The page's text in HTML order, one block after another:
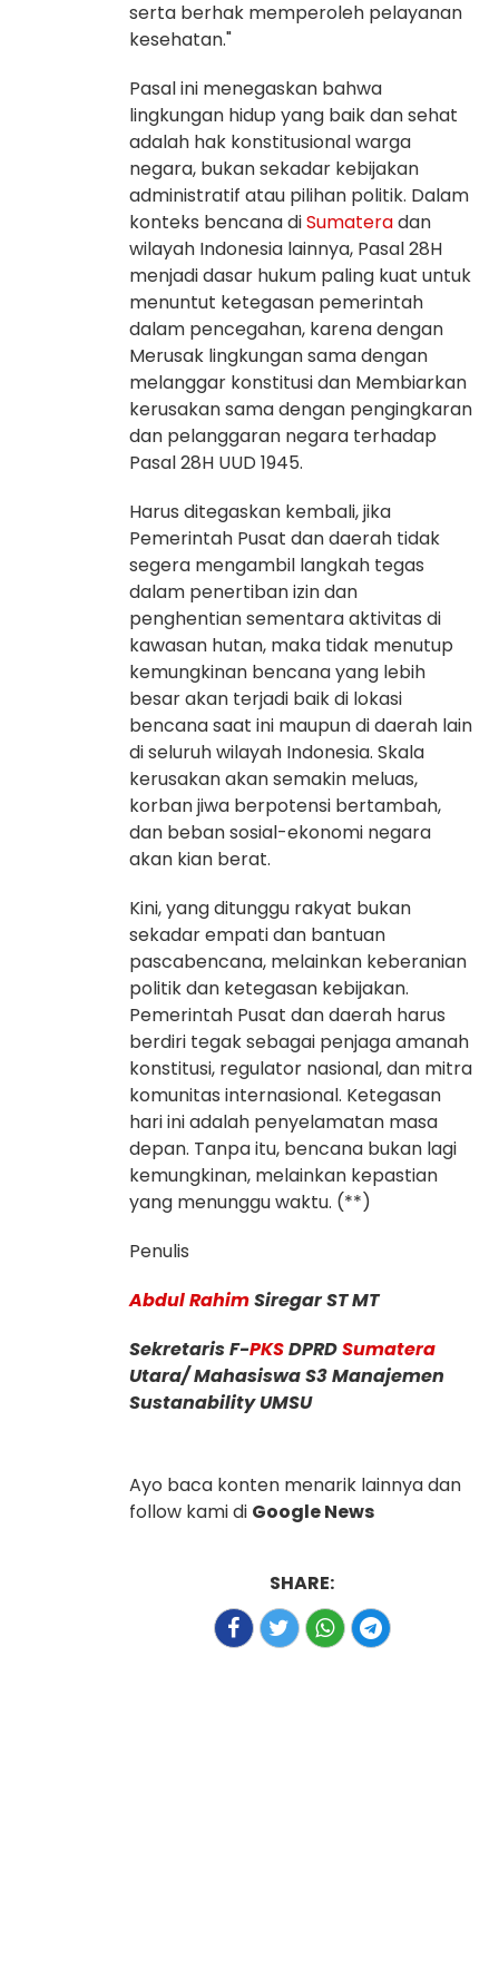
serta berhak memperoleh pelayanan
kesehatan."
Pasal ini menegaskan bahwa
lingkungan hidup yang baik dan sehat
adalah hak konstitusional warga
negara, bukan sekadar kebijakan
administratif atau pilihan politik. Dalam
konteks bencana diSumateradan
wilayah Indonesia lainnya, Pasal 28H
menjadi dasar hukum paling kuat untuk
menuntut ketegasan pemerintah
dalam pencegahan, karena dengan
Merusak lingkungan sama dengan
melanggar konstitusi dan Membiarkan
kerusakan sama dengan pengingkaran
dan pelanggaran negara terhadap
Pasal 28H UUD 1945.
Harus ditegaskan kembali, jika
Pemerintah Pusat dan daerah tidak
segera mengambil langkah tegas
dalam penertiban izin dan
penghentian sementara aktivitas di
kawasan hutan, maka tidak menutup
kemungkinan bencana yang lebih
besar akan terjadi baik di lokasi
bencana saat ini maupun di daerah lain
di seluruh wilayah Indonesia. Skala
kerusakan akan semakin meluas,
korban jiwa berpotensi bertambah,
dan beban sosial-ekonomi negara
akan kian berat.
Kini, yang ditunggu rakyat bukan
sekadar empati dan bantuan
pascabencana, melainkan keberanian
politik dan ketegasan kebijakan.
Pemerintah Pusat dan daerah harus
berdiri tegak sebagai penjaga amanah
konstitusi, regulator nasional, dan mitra
komunitas internasional. Ketegasan
hari ini adalah penyelamatan masa
depan. Tanpa itu, bencana bukan lagi
kemungkinan, melainkan kepastian
yang menunggu waktu. (**)
Penulis
Abdul RahimSiregar ST MT
Sekretaris F-PKSDPRDSumatera
Utara/ Mahasiswa S3 Manajemen
Sustanability UMSU
Ayo baca konten menarik lainnya dan
follow kami di Google News
SHARE: